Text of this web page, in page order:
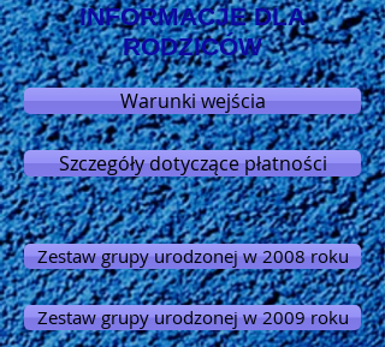
INFORMACJE DLA
RODZICÓW
Warunki wejścia
Szczegóły dotyczące płatności
Zestaw grupy urodzonej w 2008 roku
Zestaw grupy urodzonej w 2009 roku